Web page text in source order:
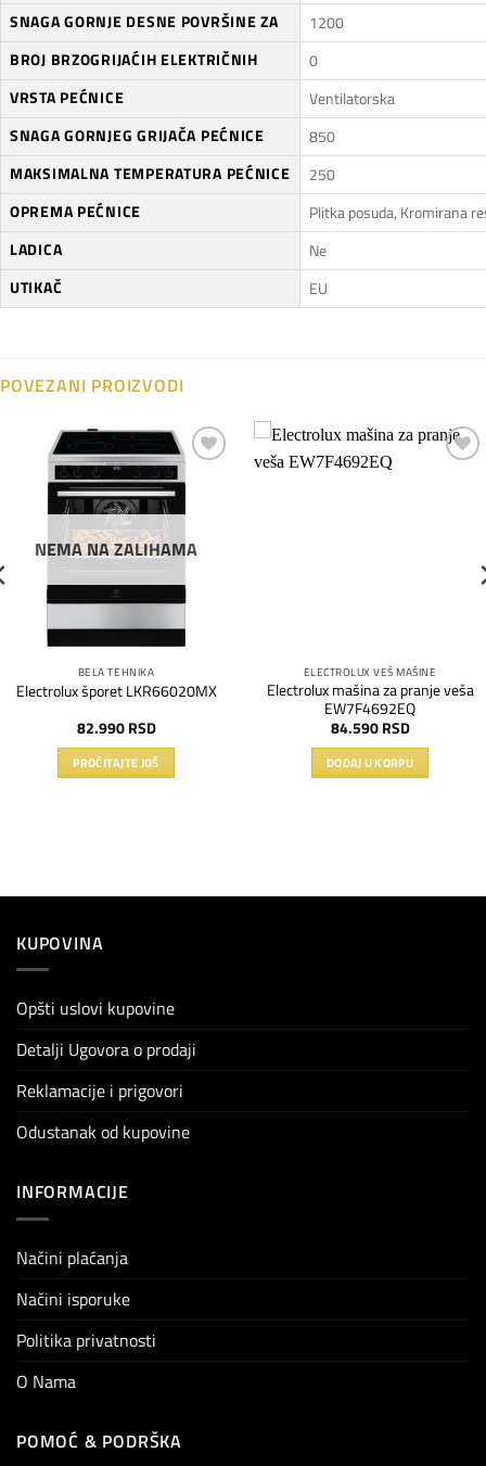
SNAGA GORNJE DESNE POVRŠINE ZA
1200
BROJ BRZOGRIJAĆIH ELEKTRIČNIH
0
VRSTA PEĆNICE
Ventilatorska
SNAGA GORNJEG GRIJAČA PEĆNICE
850
MAKSIMALNA TEMPERATURA PEĆNICE
250
OPREMA PEĆNICE
Plitka posuda, Kromirana
LADICA
Ne
UTIKAČ
EU
POVEZANI PROIZVODI
NEMA NA ZALIHAMA
BELA TEHNIKA
Electrolux šporet LKR66020MX
82.990 RSD
PROČITAJTE JOŠ
ELECTROLUX VEŠ MAŠINE
Electrolux mašina za pranje veša
EW7F4692EQ
84.590 RSD
DODAJ U KORPU
KUPOVINA
Opšti uslovi kupovine
Detalji Ugovora o prodaji
Reklamacije i prigovori
Odustanak od kupovine
INFORMACIJE
Načini plaćanja
Načini isporuke
Politika privatnosti
O Nama
POMOĆ & PODRŠKA